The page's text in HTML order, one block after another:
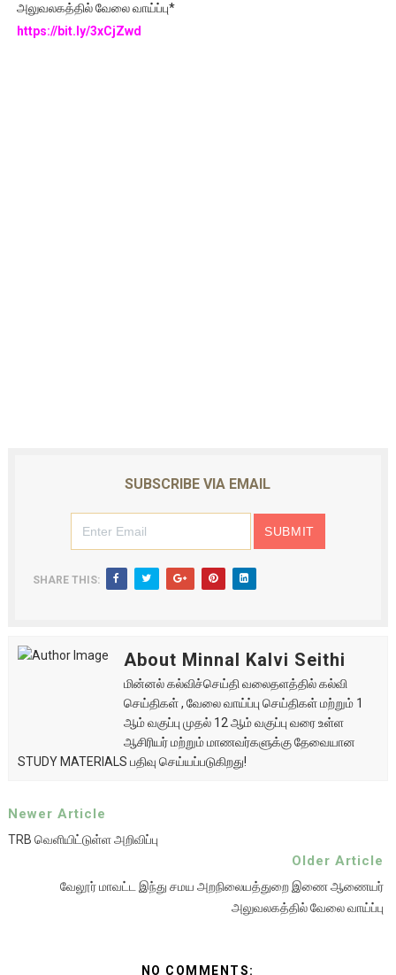
அலுவலகத்தில் வேலை வாய்ப்பு*
https://bit.ly/3xCjZwd
SUBSCRIBE VIA EMAIL
SHARE THIS:
About Minnal Kalvi Seithi
மின்னல் கல்விச்செய்தி வலைதளத்தில் கல்வி
செய்திகள் , வேலை வாய்ப்பு செய்திகள் மற்றும் 1
ஆம் வகுப்பு முதல் 12 ஆம் வகுப்பு வரை உள்ள
ஆசிரியர் மற்றும் மாணவர்களுக்கு தேவையான
STUDY MATERIALS பதிவு செய்யப்படுகிறது!
Newer Article
TRB வெளியிட்டுள்ள அறிவிப்பு
Older Article
வேலூர் மாவட்ட இந்து சமய அறநிலையத்துறை இணை ஆணையர்
அலுவலகத்தில் வேலை வாய்ப்பு
NO COMMENTS: